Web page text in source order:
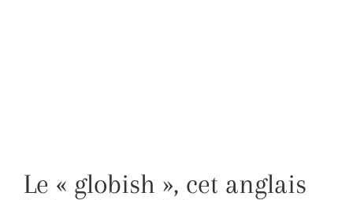
Le « globish », cet anglais